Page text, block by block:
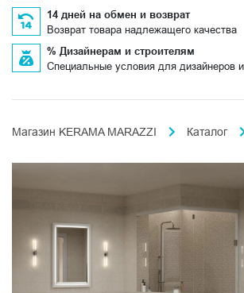
14 дней на обмен и возврат
Возврат товара надлежащего качества
% Дизайнерам и строителям
Специальные условия для дизайнеров
Магазин KERAMA MARAZZI Каталог